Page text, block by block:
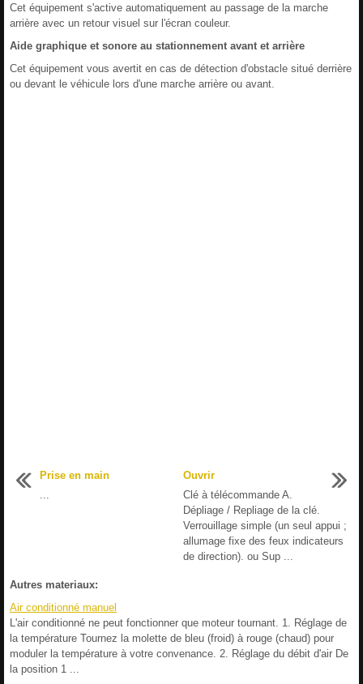
Cet équipement s'active automatiquement au passage de la marche
arrière avec un retour visuel sur l'écran couleur.
Aide graphique et sonore au stationnement avant et arrière
Cet équipement vous avertit en cas de détection d'obstacle situé derrière
ou devant le véhicule lors d'une marche arrière ou avant.
Prise en main
Ouvrir
Clé à télécommande A.
Dépliage / Repliage de la clé.
Verrouillage simple (un seul appui ;
allumage fixe des feux indicateurs
de direction). ou Sup ...
Autres materiaux:
Air conditionné manuel
L'air conditionné ne peut fonctionner que moteur tournant. 1. Réglage de
la température Tournez la molette de bleu (froid) à rouge (chaud) pour
moduler la température à votre convenance. 2. Réglage du débit d'air De
la position 1 ...